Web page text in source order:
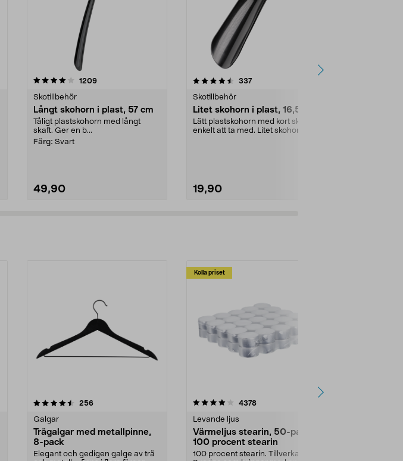
1209recensioner
Skotillbehör
Långt skohorn i plast, 57 cm
Tåligt plastskohorn med långt
skaft. Ger en b...
Färg: Svart
49,90
4.5 av 5 stjärnor 337recensioner
Skotillbehör
Litet skohorn i plast, 16,5 cm
Lätt plastskohorn med kort skaft –
enkelt att ta med. Litet skohorn i
19,90
4.0 av 5 stjärnor
256recensioner
Galgar
Trägalgar med metallpinne,
8-pack
Elegant och gedigen galge av trä
Kolla priset
4.0av 5 stjärnor 4378recensioner
Levande ljus
Värmeljus stearin, 50-pack,
100 procent stearin
100 procent stearin. Tillverkade i
4.5av 5 stjärnor